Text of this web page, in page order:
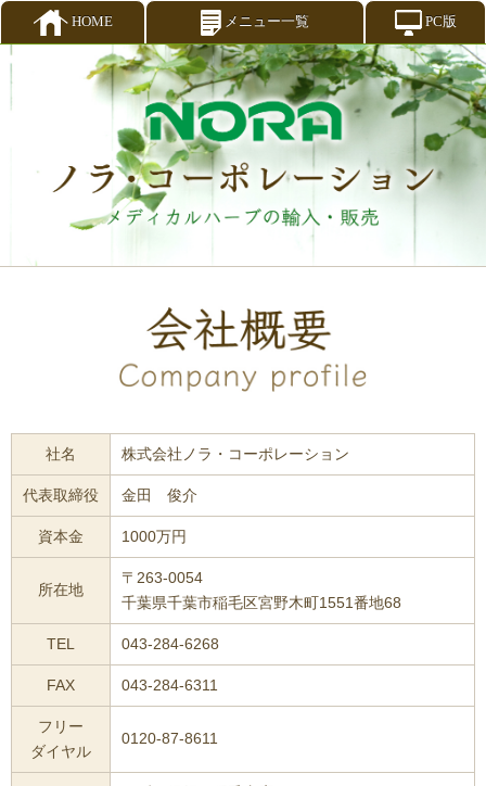
HOME メニュー一覧 PC版
社名 株式会社ノラ・コーポレーション
代表取締役 金田 俊介
資本金 1000万円
所在地
〒263-0054
千葉県千葉市稲毛区宮野木町1551番地68
TEL 043-284-6268
FAX 043-284-6311
フリー
ダイヤル
0120-87-8611